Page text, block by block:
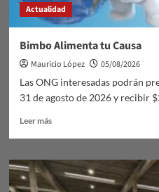
Actualidad
Bimbo Alimenta tu Causa
Mauricio López
05/08/2026
Las ONG interesadas podrán
31 de agosto de 2026 y recibir
Leer másLeer
Bimbo
Alimenta
tu